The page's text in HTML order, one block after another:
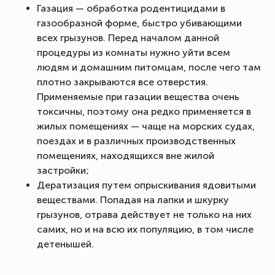
Газация — обработка родентицидами в
газообразной форме, быстро убивающими
всех грызунов. Перед началом данной
процедуры из комнаты нужно уйти всем
людям и домашним питомцам, после чего там
плотно закрываются все отверстия.
Применяемые при газации вещества очень
токсичны, поэтому она редко применяется в
жилых помещениях — чаще на морских судах,
поездах и в различных производственных
помещениях, находящихся вне жилой
застройки;
Дератизация путем опрыскивания ядовитыми
веществами. Попадая на лапки и шкурку
грызунов, отрава действует не только на них
самих, но и на всю их популяцию, в том числе
детенышей.